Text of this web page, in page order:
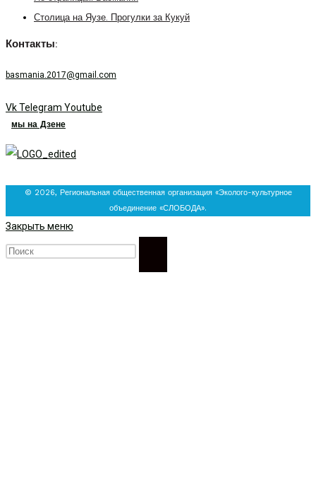
Столица на Яузе. Прогулки за Кукуй
Контакты:
basmania.2017@gmail.com
VkTelegram Youtube
мы на Дзене
© 2026, Региональная общественная организация «Эколого-культурное
объединение «СЛОБОДА».
Закрыть меню